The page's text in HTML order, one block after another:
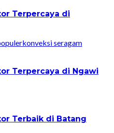
Terpercaya di
konveksi seragam
Terpercaya di Ngawi
Terbaik di Batang